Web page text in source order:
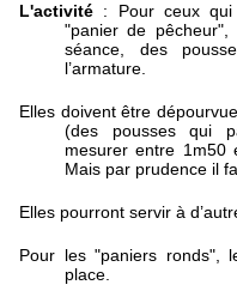
L'activité : Pour ceux qui
"panier de
séance, des
l’armature.
Elles doivent être
(des pousses qui
mesurer entre 1m50
Mais par prudence il
Elles pourront servir à
Pour les "paniers ronds",
place.